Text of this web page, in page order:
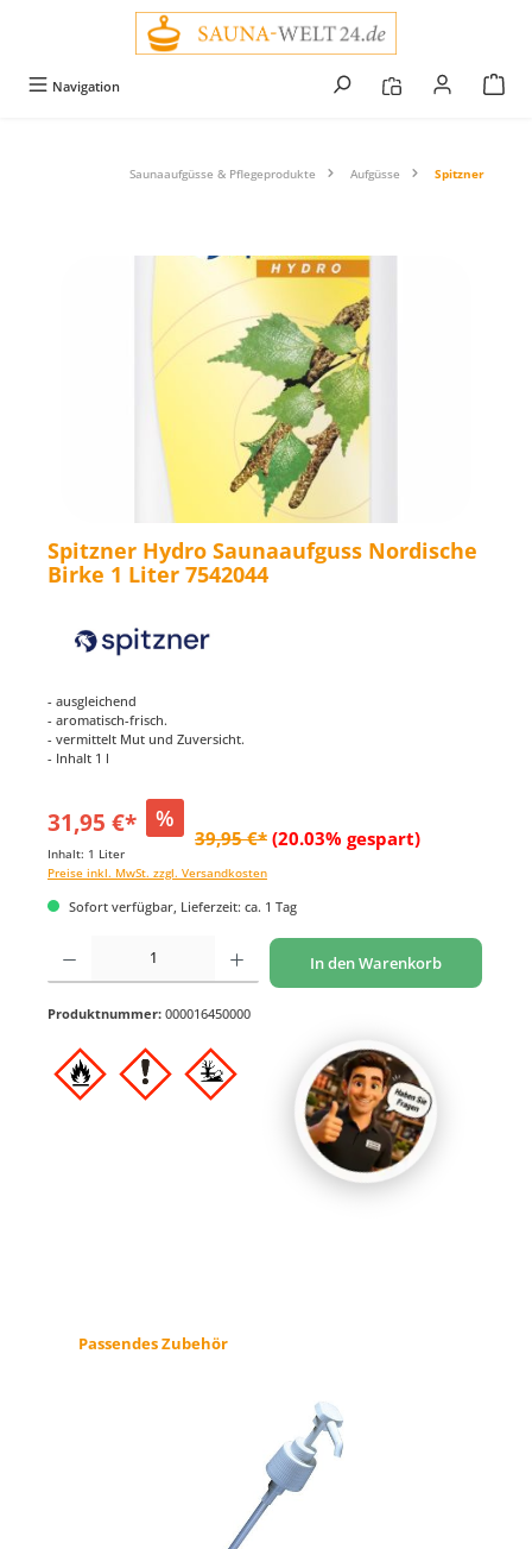
Navigation
Saunaaufgüsse & Pflegeprodukte Aufgüsse Spitzner
Bildergalerie überspringen
Spitzner Hydro Saunaaufguss Nordische
Birke 1 Liter 7542044
- ausgleichend
- aromatisch-frisch.
- vermittelt Mut und Zuversicht.
- Inhalt 1 l
31,95 €* %
39,95 €* (20.03% gespart)
Inhalt: 1 Liter
Preise inkl. MwSt. zzgl. Versandkosten
Sofort verfügbar, Lieferzeit: ca. 1 Tag
Produkt Anzahl: Gib den gewünschten Wert ein oder benutze die Schaltflächen um
In den Warenkorb
Produktnummer: 000016450000
Produktgalerie überspringen
Passendes Zubehör